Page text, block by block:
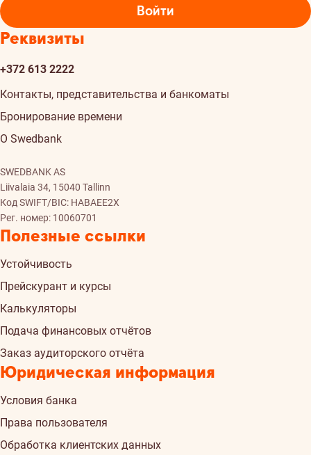
Войти
Реквизиты
+372 613 2222
Контакты, представительства и банкоматы
Бронирование времени
О Swedbank
SWEDBANK AS
Liivalaia 34, 15040 Tallinn
Код SWIFT/BIC: HABAEE2X
Рег. номер: 10060701
Полезные ссылки
Устойчивость
Прейскурант и курсы
Калькуляторы
Подача финансовых отчётов
Заказ аудиторского отчёта
Юридическая информация
Условия банка
Права пользователя
Обработка клиентских данных